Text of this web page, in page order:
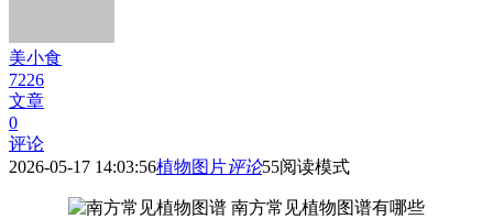
美小食
7226
文章
0
评论
2026-05-17 14:03:56植物图片评论55阅读模式